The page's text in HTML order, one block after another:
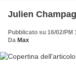
Julien
Pubblicato su 16/02/PM
Da Max